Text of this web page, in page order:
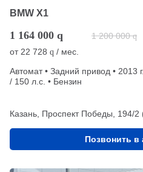
BMW X1
1 164 000 q 1 200 000 q
от 22 728 q / мес.
Автомат • Задний привод • 2013
/ 150 л.с. • Бензин
Казань, Проспект Победы, 194/2
Позвонить в